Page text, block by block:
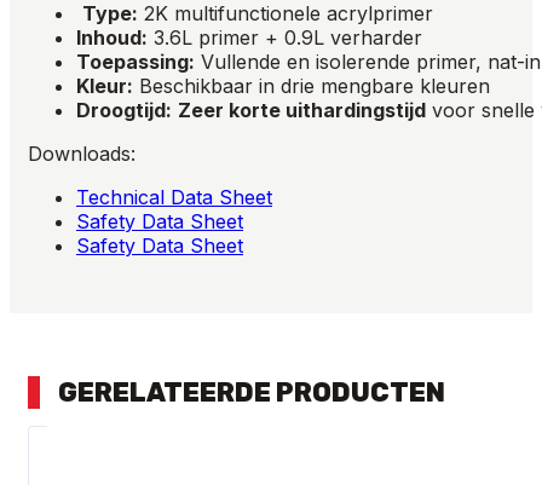
Type: 2K multifunctionele acrylprimer
Inhoud: 3.6L primer + 0.9L verharder
Toepassing: Vullende en isolerende primer, nat-
Kleur: Beschikbaar in drie mengbare kleuren
Droogtijd: Zeer korte uithardingstijd voor snelle
Downloads:
Technical Data Sheet
Safety Data Sheet
Safety Data Sheet
GERELATEERDE PRODUCTEN